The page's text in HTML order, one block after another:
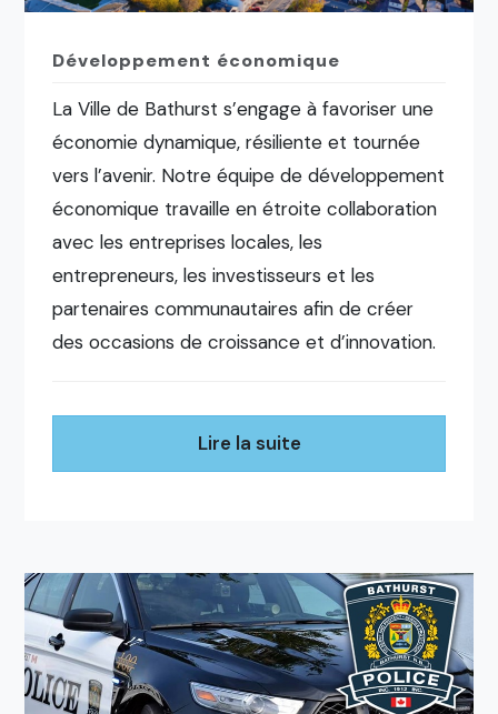
Développement économique
La Ville de Bathurst s’engage à favoriser une
économie dynamique, résiliente et tournée
vers l’avenir. Notre équipe de développement
économique travaille en étroite collaboration
avec les entreprises locales, les
entrepreneurs, les investisseurs et les
partenaires communautaires afin de créer
des occasions de croissance et d’innovation.
Lire la suite